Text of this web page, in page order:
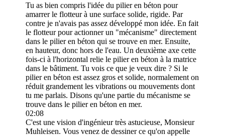
Tu as bien compris l'idée du pilier en béton pour
amarrer le flotteur à une surface solide, rigide. Par
contre je n'avais pas assez développé mon idée. En fait
le flotteur pour actionner un "mécanisme" directement
dans le pilier en béton qui se trouve en mer. Ensuite,
en hauteur, donc hors de l'eau. Un deuxième axe cette
fois-ci à l'horizontal relie le pilier en béton à la matrice
dans le bâtiment. Tu vois ce que je veux dire ? Si le
pilier en béton est assez gros et solide, normalement on
réduit grandement les vibrations ou mouvements dont
tu me parlais. Disons qu'une partie du mécanisme se
trouve dans le pilier en béton en mer.
02:08
C'est une vision d'ingénieur très astucieuse, Monsieur
Muhleisen. Vous venez de dessiner ce qu'on appelle